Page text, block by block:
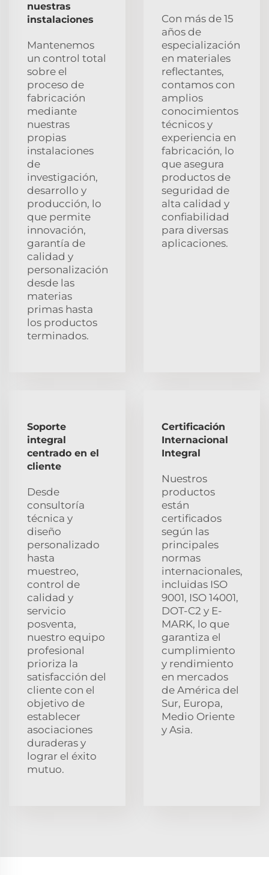
nuestras
instalaciones
Mantenemos
un control total
sobre el
proceso de
fabricación
mediante
nuestras
propias
instalaciones
de
investigación,
desarrollo y
producción, lo
que permite
innovación,
garantía de
calidad y
personalización
desde las
materias
primas hasta
los productos
terminados.
Con más de 15
años de
especialización
en materiales
reflectantes,
contamos con
amplios
conocimientos
técnicos y
experiencia en
fabricación, lo
que asegura
productos de
seguridad de
alta calidad y
confiabilidad
para diversas
aplicaciones.
Soporte
integral
centrado en el
cliente
Desde
consultoría
técnica y
diseño
personalizado
hasta
muestreo,
control de
calidad y
servicio
posventa,
nuestro equipo
profesional
prioriza la
satisfacción del
cliente con el
objetivo de
establecer
asociaciones
duraderas y
lograr el éxito
mutuo.
Certificación
Internacional
Integral
Nuestros
productos
están
certificados
según las
principales
normas
internacionales,
incluidas ISO
9001, ISO 14001,
DOT-C2 y E-
MARK, lo que
garantiza el
cumplimiento
y rendimiento
en mercados
de América del
Sur, Europa,
Medio Oriente
y Asia.